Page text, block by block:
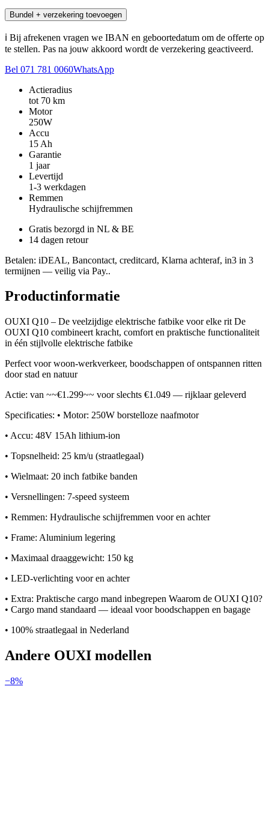
Bundel + verzekering toevoegen
ℹ️ Bij afrekenen vragen we IBAN en geboortedatum om de offerte op
te stellen. Pas na jouw akkoord wordt de verzekering geactiveerd.
Bel 071 781 0060WhatsApp
Actieradius
tot 70 km
Motor
250W
Accu
15 Ah
Garantie
1 jaar
Levertijd
1-3 werkdagen
Remmen
Hydraulische schijfremmen
Gratis bezorgd in NL & BE
14 dagen retour
Betalen: iDEAL, Bancontact, creditcard, Klarna achteraf, in3 in 3
termijnen — veilig via Pay..
Productinformatie
OUXI Q10 – De veelzijdige elektrische fatbike voor elke rit De
OUXI Q10 combineert kracht, comfort en praktische functionaliteit
in één stijlvolle elektrische fatbike
Perfect voor woon-werkverkeer, boodschappen of ontspannen ritten
door stad en natuur
Actie: van ~~€1.299~~ voor slechts €1.049 — rijklaar geleverd
Specificaties: • Motor: 250W borstelloze naafmotor
• Accu: 48V 15Ah lithium-ion
• Topsnelheid: 25 km/u (straatlegaal)
• Wielmaat: 20 inch fatbike banden
• Versnellingen: 7-speed systeem
• Remmen: Hydraulische schijfremmen voor en achter
• Frame: Aluminium legering
• Maximaal draaggewicht: 150 kg
• LED-verlichting voor en achter
• Extra: Praktische cargo mand inbegrepen Waarom de OUXI Q10?
• Cargo mand standaard — ideaal voor boodschappen en bagage
• 100% straatlegaal in Nederland
Andere OUXI modellen
−8%